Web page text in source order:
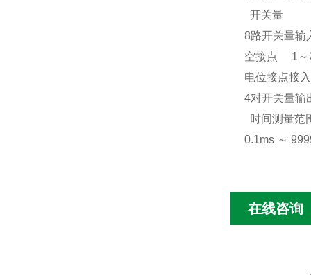
开关量
8路开关量输
空接点 1 ～
电位接点接入
4对开关量输
时间测量范
0.1ms ～
在线咨询